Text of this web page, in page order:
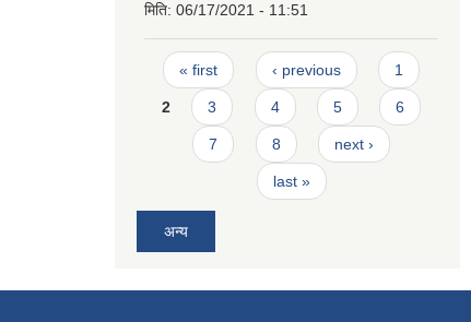
मिति: 06/17/2021 - 11:51
Pages
« first ‹ previous 1
2 3 4 5 6
7 8 next ›
last »
अन्य